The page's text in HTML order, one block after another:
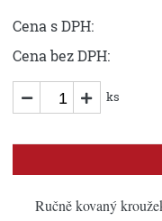
Cena s DPH:
Cena bez DPH:
ks
Ručně kovaný